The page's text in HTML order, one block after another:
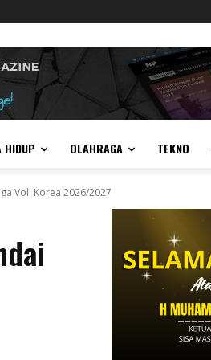
HIDUP OLAHRAGA TEKNO
Voli Korea 2026/2027